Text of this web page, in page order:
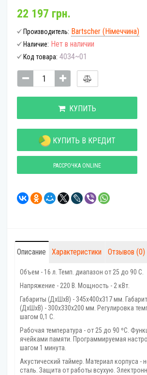
22 197 грн.
Производитель: Bartscher (Німеччина)
Наличие: Нет в наличии
Код товара: 4034~01
КУПИТЬ
КУПИТЬ В КРЕДИТ
РАССРОЧКА ONLINE
Описание Характеристики Отзывов (0)
Объем - 16 л. Темп. диапазон от 25 до 90 С.
Напряжение - 220 В. Мощность - 2 кВт.
Габариты (ДхШхВ) - 345х400х317 мм.
(ДхШхВ) - 300х330х200 мм. Регулировка
шагом 0,1 С.
Рабочая температура - от 25 до 90 ºС.
ячейками памяти. Программируемая
шагом 1 минута.
Акустический таймер. Материал корпуса -
сталь. Защита от работы всухую.